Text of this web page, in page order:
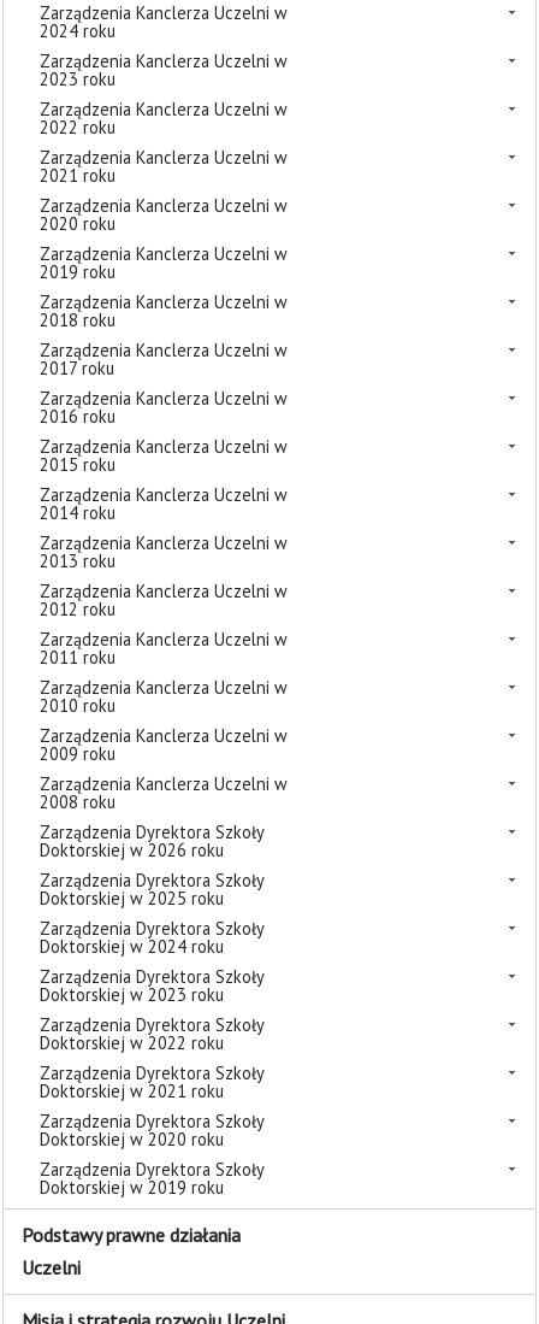
Zarządzenia Kanclerza Uczelni w
2024 roku
Zarządzenia Kanclerza Uczelni w
2023 roku
Zarządzenia Kanclerza Uczelni w
2022 roku
Zarządzenia Kanclerza Uczelni w
2021 roku
Zarządzenia Kanclerza Uczelni w
2020 roku
Zarządzenia Kanclerza Uczelni w
2019 roku
Zarządzenia Kanclerza Uczelni w
2018 roku
Zarządzenia Kanclerza Uczelni w
2017 roku
Zarządzenia Kanclerza Uczelni w
2016 roku
Zarządzenia Kanclerza Uczelni w
2015 roku
Zarządzenia Kanclerza Uczelni w
2014 roku
Zarządzenia Kanclerza Uczelni w
2013 roku
Zarządzenia Kanclerza Uczelni w
2012 roku
Zarządzenia Kanclerza Uczelni w
2011 roku
Zarządzenia Kanclerza Uczelni w
2010 roku
Zarządzenia Kanclerza Uczelni w
2009 roku
Zarządzenia Kanclerza Uczelni w
2008 roku
Zarządzenia Dyrektora Szkoły
Doktorskiej w 2026 roku
Zarządzenia Dyrektora Szkoły
Doktorskiej w 2025 roku
Zarządzenia Dyrektora Szkoły
Doktorskiej w 2024 roku
Zarządzenia Dyrektora Szkoły
Doktorskiej w 2023 roku
Zarządzenia Dyrektora Szkoły
Doktorskiej w 2022 roku
Zarządzenia Dyrektora Szkoły
Doktorskiej w 2021 roku
Zarządzenia Dyrektora Szkoły
Doktorskiej w 2020 roku
Zarządzenia Dyrektora Szkoły
Doktorskiej w 2019 roku
Podstawy prawne działania
Uczelni